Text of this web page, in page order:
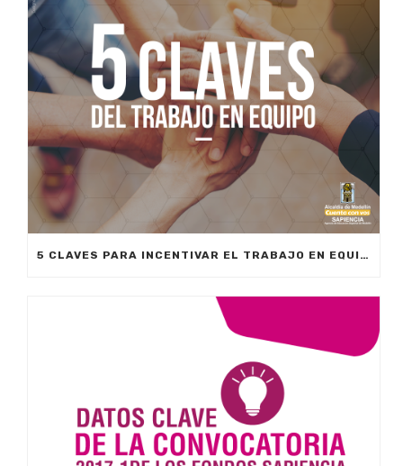
5 CLAVES PARA INCENTIVAR EL TRABAJO EN EQUIPO